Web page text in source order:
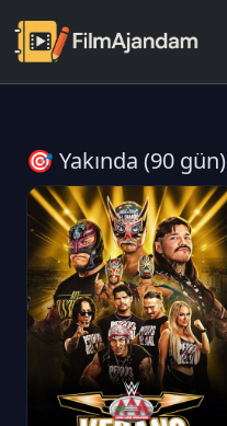
🎯 Yakında (90 gün)